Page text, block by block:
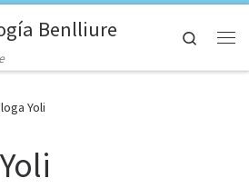
Benlliure
Search
Yoli